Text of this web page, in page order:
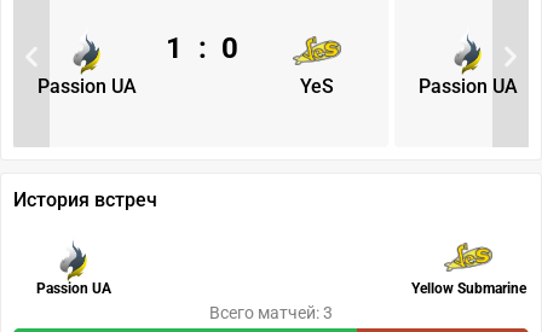
Passion UA YeS
1 : 0
Passion UA
История встреч
Passion UA Yellow Submarine
Всего матчей: 3